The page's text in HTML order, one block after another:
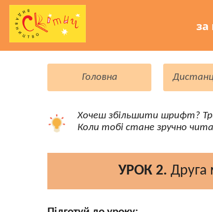
за
Головна
Хочеш збільшити шрифт?
Коли тобі стане зручно
УРОК 2. Друга